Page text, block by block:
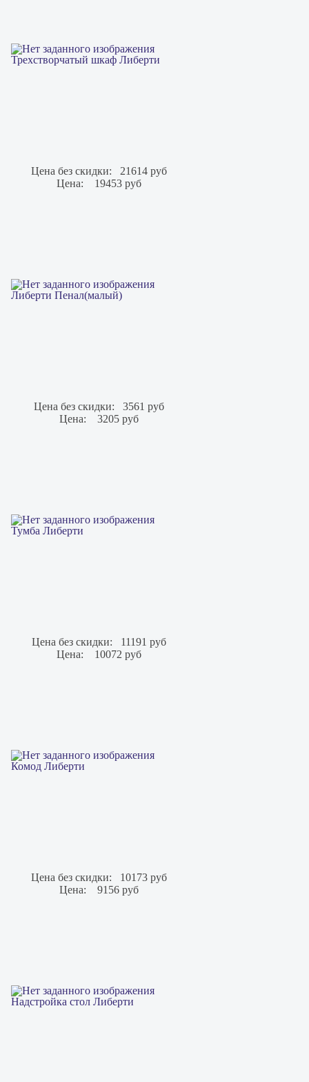
Трехстворчатый шкаф Либерти
Цена без скидки:
21614 руб
Цена:
19453 руб
Либерти Пенал(малый)
Цена без скидки:
3561 руб
Цена:
3205 руб
Тумба Либерти
Цена без скидки:
11191 руб
Цена:
10072 руб
Комод Либерти
Цена без скидки:
10173 руб
Цена:
9156 руб
Надстройка стол Либерти